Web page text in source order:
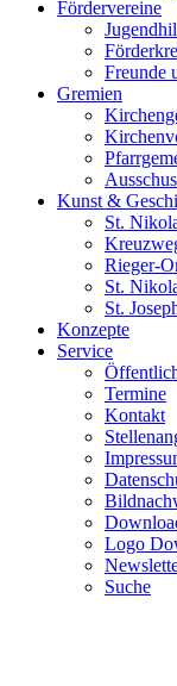
Fördervereine
Freunde
Gremien
Kunst &
St.
Rieger-
St.
St.
Konzepte
Service
Termine
Kontakt
Logo
Suche